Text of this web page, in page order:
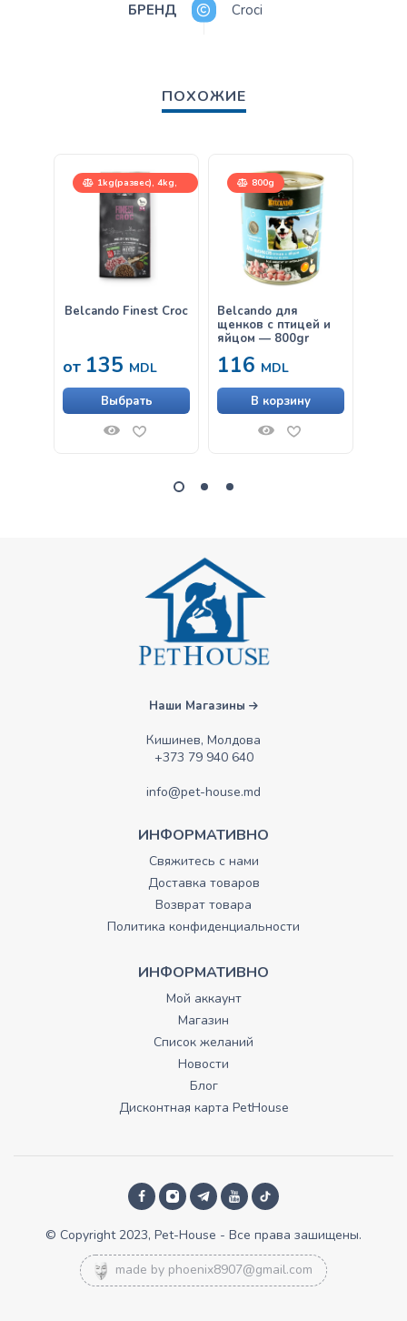
БРЕНД Croci
ПОХОЖИЕ
1kg(развес), 4kg,
Belcando Finest Croc
от 135 MDL
Выбрать
800g
Belcando для
щенков с птицей и
яйцом — 800gr
116 MDL
В корзину
Наши Магазины
Кишинев, Молдова
+373 79 940 640
info@pet-house.md
ИНФОРМАТИВНО
Свяжитесь с нами
Доставка товаров
Возврат товара
Политика конфиденциальности
ИНФОРМАТИВНО
Мой аккаунт
Магазин
Список желаний
Новости
Блог
Дисконтная карта PetHouse
© Copyright 2023, Pet-House - Все права зашищены.
made by phoenix8907@gmail.com